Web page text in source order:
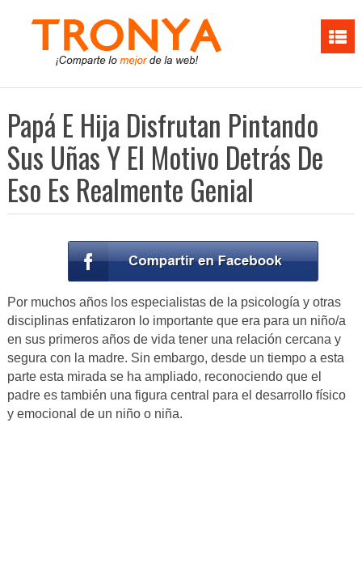
Papá E Hija Disfrutan Pintando
Sus Uñas Y El Motivo Detrás De
Eso Es Realmente Genial
Por muchos años los especialistas de la psicología y otras
disciplinas enfatizaron lo importante que era para un niño/a
en sus primeros años de vida tener una relación cercana y
segura con la madre. Sin embargo, desde un tiempo a esta
parte esta mirada se ha ampliado, reconociendo que el
padre es también una figura central para el desarrollo físico
y emocional de un niño o niña.